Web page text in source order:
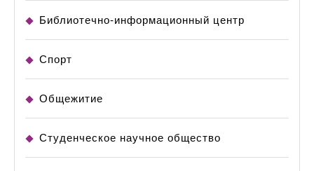
Библиотечно-информационный центр
Спорт
Общежитие
Студенческое научное общество